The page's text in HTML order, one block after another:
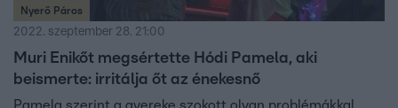
Nyerő Páros
2022. szeptember 28. 21:00
Muri Enikőt megsértette Hódi Pamela, aki
beismerte: irritálja őt az énekesnő
Pamela szerint a gyereke szokott olyan problémákkal